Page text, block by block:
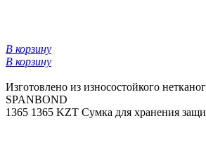
В корзину
В корзину
Изготовлено из износостойкого
SPANBOND
1365 1365 KZT Сумка для хранения